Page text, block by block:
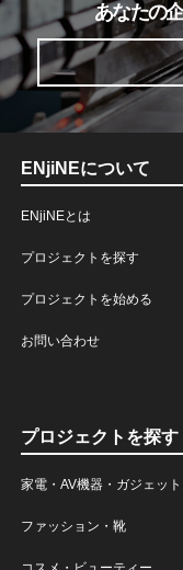
あなたの
ENjiNEについて
ENjiNEとは
プロジェクトを探す
プロジェクトを始める
お問い合わせ
プロジェクトを探す
家電・AV機器・ガジェット
ファッション・靴